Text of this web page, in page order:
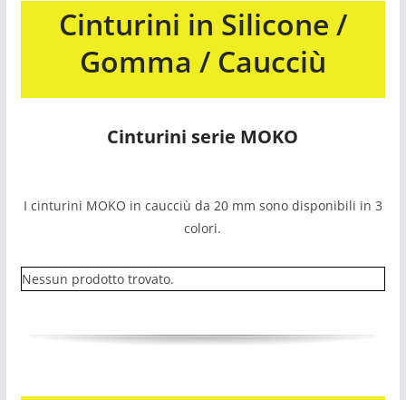
Cinturini in Silicone /
Gomma / Caucciù
Cinturini serie MOKO
I cinturini MOKO in caucciù da 20 mm sono disponibili in 3
colori.
Nessun prodotto trovato.